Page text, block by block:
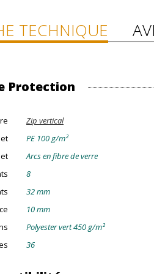
TECHNIQUE
Protection
Zip vertical
PE 100 g/m²
Arcs en fibre de verre
8
32 mm
10 mm
Polyester vert 450 g/m²
36